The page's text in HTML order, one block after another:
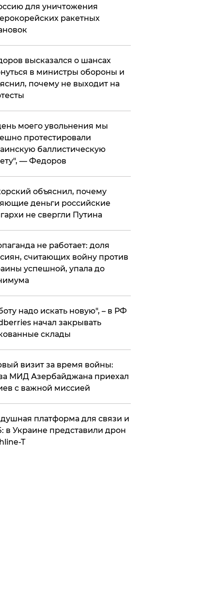
для уничтожения
ракетных
высказался о шансах
в министры обороны и
почему не выходит на
моего увольнения мы
протестировали
баллистическую
— Федоров
объяснил, почему
деньги российские
не свергли Путина
не работает: доля
считающих войну против
успешной, упала до
надо искать новую", – в РФ
начал закрывать
склады
визит за время войны:
МИД Азербайджана приехал
с важной миссией
платформа для связи и
в Украине представили дрон
T